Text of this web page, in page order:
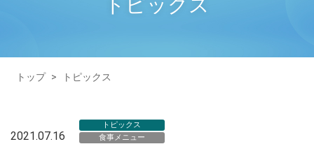
トップ > トピックス
2021.07.16
トピックス
食事メニュー